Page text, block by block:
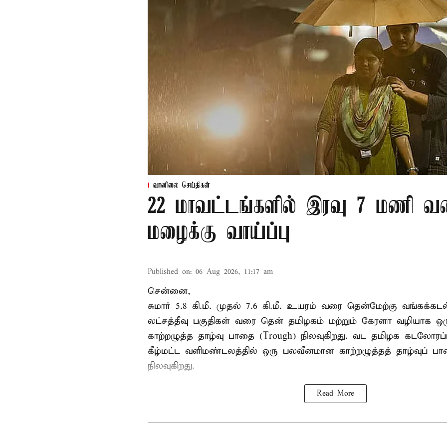
வானிலை செய்திகள்
22 மாவட்டங்களில் இரவு 7 மணி
மழைக்கு வாய்ப்பு
Published on: 06 Aug 2026, 11:17 am
சென்னை,
சுமார் 5.8 கி.மீ. முதல் 7.6 கி.மீ. உயரம் வரை தென்மேற்கு
லட்சத்தீவு பகுதிகள் வரை தென் தமிழகம் மற்றும் கேரளா வழியாக
காற்றழுத்த தாழ்வு பாதை (Trough) நிலவுகிறது. வட தமிழக
கீழ்மட்ட வளிமண்டலத்தில் ஒரு பலவீனமான காற்றழுத்தத் தாழ்வுப்
நிலவுகிறது.
Read More